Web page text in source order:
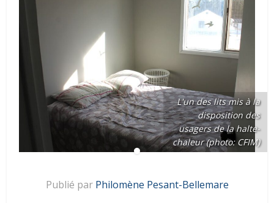
L'un des lits mis à la
disposition des
usagers de la halte-
chaleur (photo: CFIM)
Publié par Philomène Pesant-Bellemare